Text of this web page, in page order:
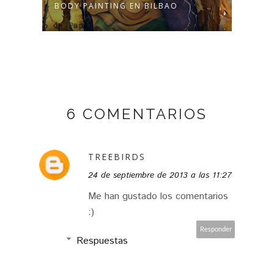
BODY PAINTING EN BILBAO
6 COMENTARIOS
TREEBIRDS
24 de septiembre de 2013 a las 11:27
Me han gustado los comentarios
:)
Responder
Respuestas